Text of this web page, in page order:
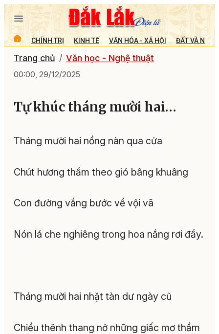
CHÍNH TRỊ KINH TẾ VĂN HÓA - XÃ HỘI ĐẤT VÀ
Trang chủ Văn học - Nghệ thuật
00:00, 29/12/2025
Tự khúc tháng mười hai…
Tháng mười hai nồng nàn qua cửa
Chút hương thầm theo gió bâng khuâng
Con đường vắng bước về vội vã
Nón lá che nghiêng trong hoa nắng rơi đầy.
Tháng mười hai nhặt tàn dư ngày cũ
Chiều thênh thang nở những giấc mơ thầm